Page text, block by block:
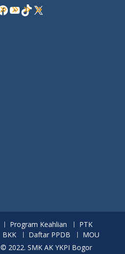
YouTube
TikTok
X
Program Keahlian
PTK
BKK Daftar PPDB
MOU
2022. SMK AK YKPI Bogor